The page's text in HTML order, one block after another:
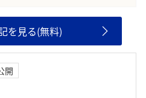
を見る(無料)
開